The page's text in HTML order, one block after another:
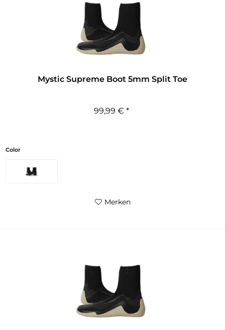
Mystic Supreme Boot 5mm Split Toe
99,99 € *
Color
Merken